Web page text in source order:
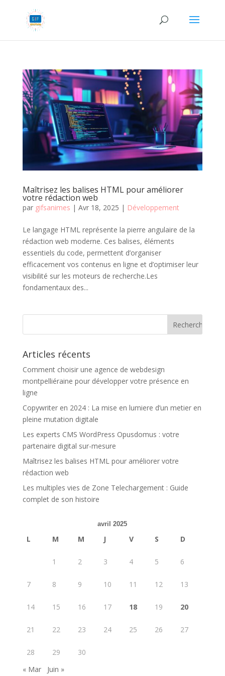
Maîtrisez les balises HTML pour améliorer
votre rédaction web
par gifsanimes | Avr 18, 2025 | Développement
Le langage HTML représente la pierre angulaire de la
rédaction web moderne. Ces balises, éléments
essentiels du code, permettent d’organiser
efficacement vos contenus en ligne et d’optimiser leur
visibilité sur les moteurs de recherche.Les
fondamentaux des...
Articles récents
Comment choisir une agence de webdesign
montpelliéraine pour développer votre présence en
ligne
Copywriter en 2024 : La mise en lumiere d’un metier en
pleine mutation digitale
Les experts CMS WordPress Opusdomus : votre
partenaire digital sur-mesure
Maîtrisez les balises HTML pour améliorer votre
rédaction web
Les multiples vies de Zone Telechargement : Guide
complet de son histoire
avril 2025
L M M J V S D
1 2 3 4 5 6
7 8 9 10 11 12 13
14 15 16 17 18 19 20
21 22 23 24 25 26 27
28 29
30
« Mar
Juin »